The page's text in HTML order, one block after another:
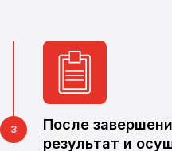
После
результат и
Оставить заявку
Оставьте заявку
оператор
с Вами в
время